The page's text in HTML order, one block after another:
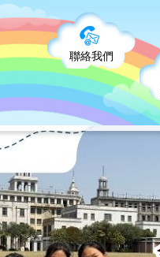
聯絡我們